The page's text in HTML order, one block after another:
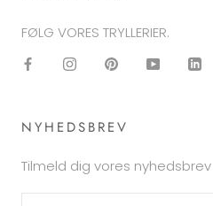
FØLG VORES TRYLLERIER.
NYHEDSBREV
Tilmeld dig vores nyhedsbrev